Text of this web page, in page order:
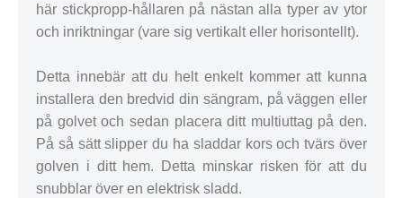
här stickpropp-hållaren på nästan alla typer av ytor
och inriktningar (vare sig vertikalt eller horisontellt).
Detta innebär att du helt enkelt kommer att kunna
installera den bredvid din sängram, på väggen eller
på golvet och sedan placera ditt multiuttag på den.
På så sätt slipper du ha sladdar kors och tvärs över
golven i ditt hem. Detta minskar risken för att du
snubblar över en elektrisk sladd.